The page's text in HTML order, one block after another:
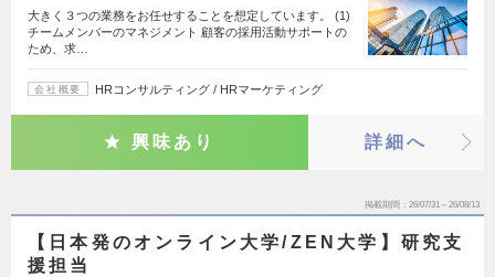
大きく３つの業務をお任せすることを想定しています。 (1)
チームメンバーのマネジメント 顧客の採用活動サポートの
ため、求…
会社概要 HRコンサルティング / HRマーケティング
興味あり 詳細へ
掲載期間 26/07/31～26/08/13
【日本発のオンライン大学/ZEN大学】研究支
援担当